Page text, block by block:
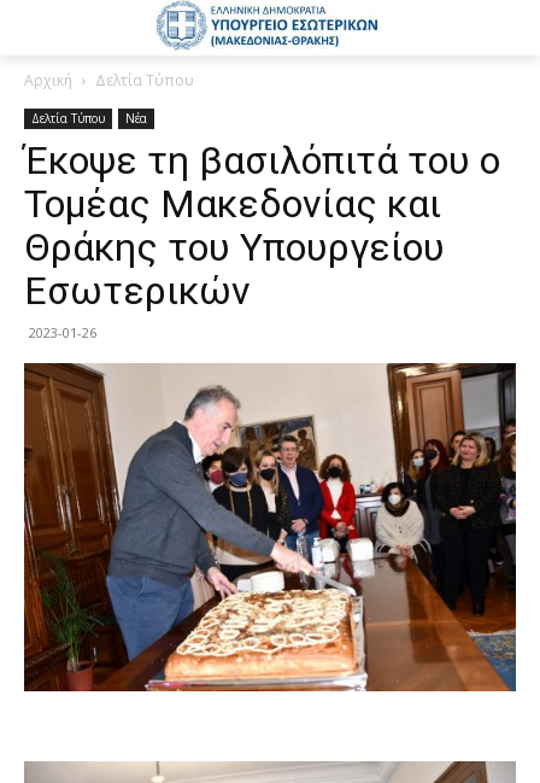
Αρχική Δελτία Τύπου
Δελτία Τύπου Νέα
Έκοψε τη βασιλόπιτά του ο
Τομέας Μακεδονίας και
Θράκης του Υπουργείου
Εσωτερικών
2023-01-26